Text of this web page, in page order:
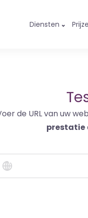
Diensten
de URL van uw
prestatie